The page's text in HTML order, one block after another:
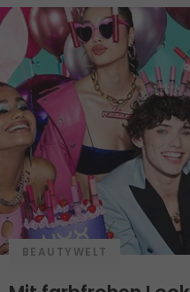
Pflegeprodukte mit UV-Schutz
BEAUTYWELT